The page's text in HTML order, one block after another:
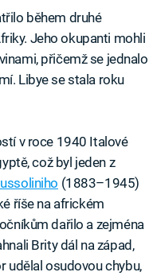
během druhé
Jeho okupanti mohli
přičemž se jednalo
Libye se stala roku
v roce 1940 Italové
což byl jeden z
(1883–1945)
říše na africkém
dařilo a zejména
Brity dál na západ,
udělal osudovou chybu,